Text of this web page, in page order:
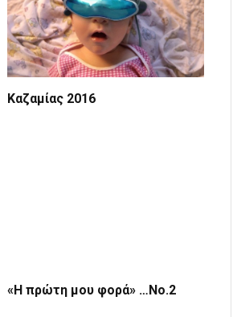
Καζαμίας 2016
«Η πρώτη μου φορά» …Νο.2